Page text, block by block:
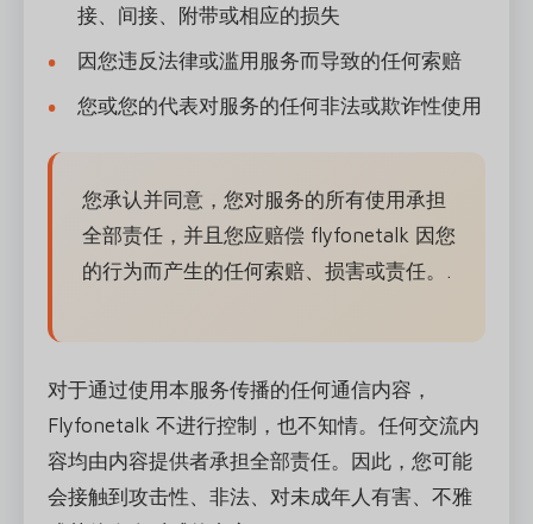
接、间接、附带或相应的损失
因您违反法律或滥用服务而导致的任何索赔
您或您的代表对服务的任何非法或欺诈性使用
您承认并同意，您对服务的所有使用承担
全部责任，并且您应赔偿 flyfonetalk 因您
的行为而产生的任何索赔、损害或责任。.
对于通过使用本服务传播的任何通信内容，
Flyfonetalk 不进行控制，也不知情。任何交流内
容均由内容提供者承担全部责任。因此，您可能
会接触到攻击性、非法、对未成年人有害、不雅